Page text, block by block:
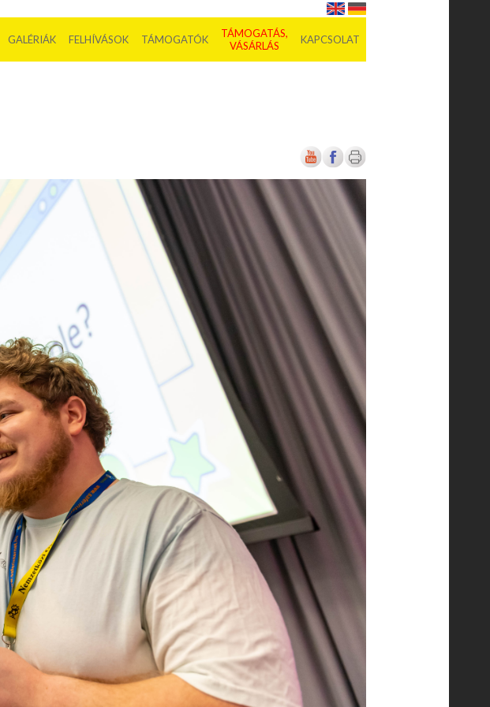
GALÉRIÁK FELHÍVÁSOK TÁMOGATÓK
TÁMOGATÁS,
VÁSÁRLÁS
KAPCSOLAT